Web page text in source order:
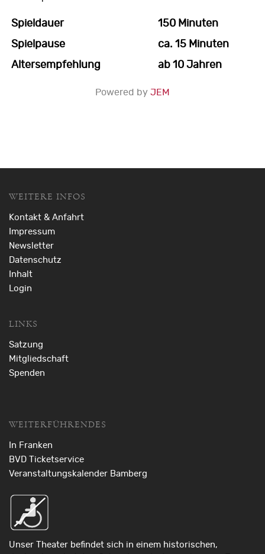
Spieldauer
150 Minuten
Spielpause
ca. 15 Minuten
Altersempfehlung
ab 10 Jahren
Powered by JEM
WEITERE INFOS
Kontakt & Anfahrt
Impressum
Newsletter
Datenschutz
Inhalt
Login
LINKS
Satzung
Mitgliedschaft
Spenden
WEITERFÜHRENDES
In Franken
BVD Ticketservice
Veranstaltungskalender Bamberg
Unser Theater befindet sich in einem historischen,